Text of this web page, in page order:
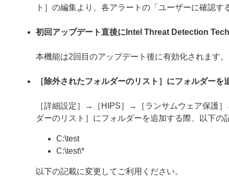
ト］の編集より、各アラートの「ユーザーに確認
初回アップデート直後にIntel Threat Detection
本機能は2回目のアップデート後に有効化されます。
［除外されたフォルダーのリスト］にフォルダー
［詳細設定］→［HIPS］→［ランサムウェア保護
ダーのリスト］にフォルダーを追加する際、以下の
C:\test
C:\test\*
以下の記載に変更してご利用ください。